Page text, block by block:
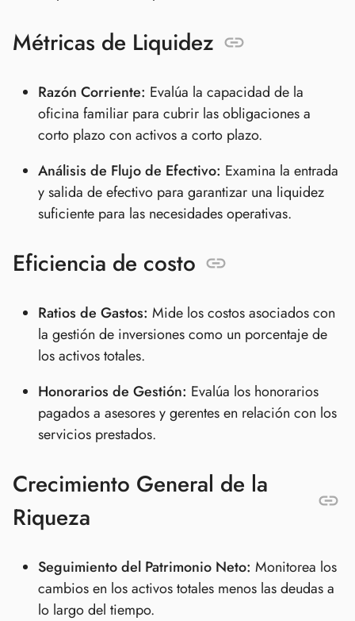
Métricas de Liquidez
Razón Corriente: Evalúa la capacidad de la
oficina familiar para cubrir las obligaciones a
corto plazo con activos a corto plazo.
Análisis de Flujo de Efectivo: Examina la entrada
y salida de efectivo para garantizar una liquidez
suficiente para las necesidades operativas.
Eficiencia de costo
Ratios de Gastos: Mide los costos asociados con
la gestión de inversiones como un porcentaje de
los activos totales.
Honorarios de Gestión: Evalúa los honorarios
pagados a asesores y gerentes en relación con los
servicios prestados.
Crecimiento General de la
Riqueza
Seguimiento del Patrimonio Neto: Monitorea los
cambios en los activos totales menos las deudas a
lo largo del tiempo.